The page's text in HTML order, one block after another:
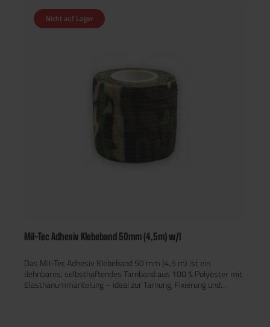
Nicht auf Lager
Mil-Tec Adhesiv Klebeband 50mm (4,5m) w/l
Das Mil-Tec Adhesiv Klebeband 50 mm (4,5 m) ist ein
dehnbares, selbsthaftendes Tarnband aus 100 % Polyester mit
Elasthanummantelung – ideal zur Tarnung, Fixierung und